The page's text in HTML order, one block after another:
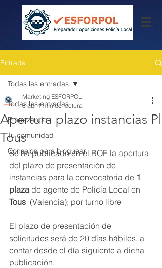
Entrada
Todas las entradas
Empezando
Tu comunidad
Consejos para bloguear
Todas las entradas
Apertura plazo instancias Pl
Tous
Marketing ESFORPOL
8 abr 1 min de lectura
Se ha publicado en el BOE la apertura
del plazo de presentación de
instancias para la convocatoria de 1
plaza de agente de Policía Local en
Tous (Valencia); por turno libre
El plazo de presentación de
solicitudes será de 20 días hábiles, a
contar desde el día siguiente a dicha
publicación.